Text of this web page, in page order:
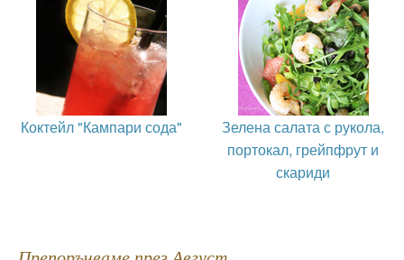
Коктейл "Кампари сода"
Зелена салата с рукола,
портокал, грейпфрут и
скариди